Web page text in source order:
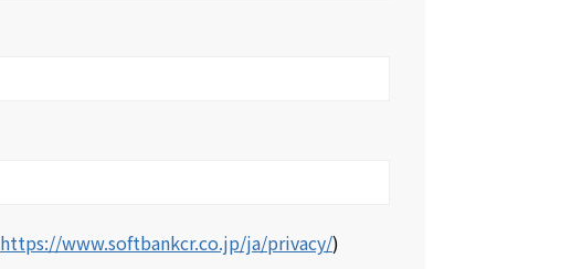
https://www.softbankcr.co.jp/ja/privacy/)